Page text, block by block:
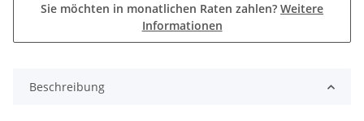
Sie möchten in monatlichen Raten zahlen? Weitere
Informationen
Beschreibung